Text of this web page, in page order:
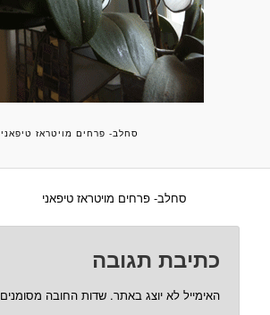
סחלב- פרחים מויטראז טיפאני
סחלב- פרחים מויטראז טיפאני
כתיבת תגובה
האימייל לא יוצג באתר. שדות החובה מסומנים